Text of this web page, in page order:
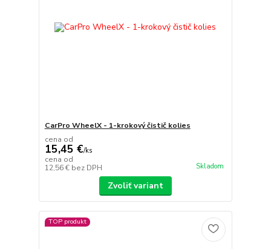
CarPro WheelX - 1-krokový čistič kolies
cena od
15,45 €/ks
cena od
12,56 € bez DPH Skladom
Zvoliť variant
TOP produkt